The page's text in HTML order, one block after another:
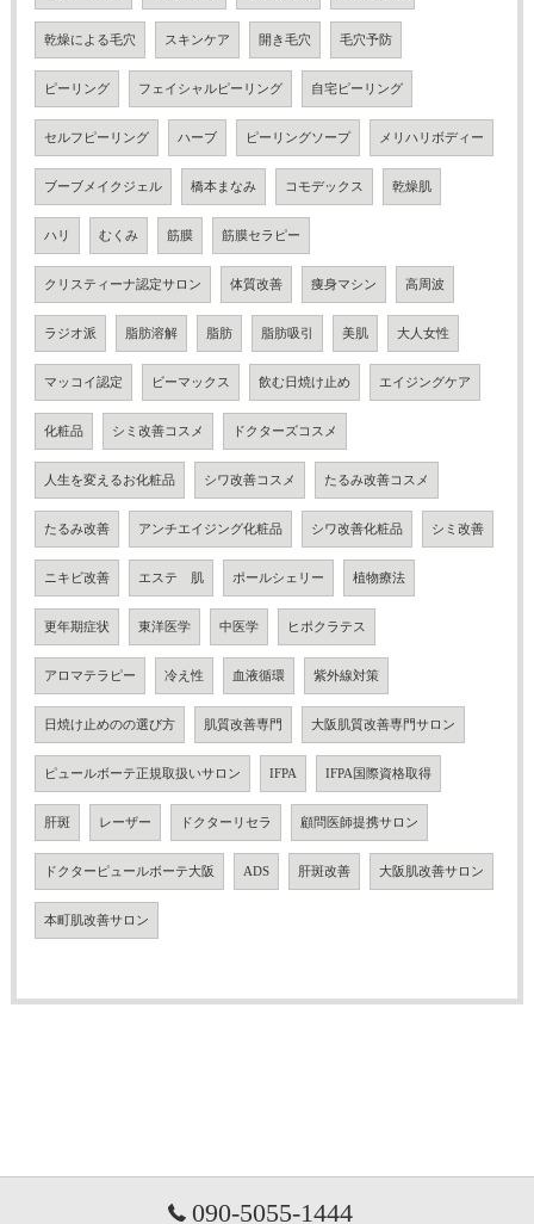
乾燥による毛穴 スキンケア 開き毛穴 毛穴予防
ピーリング フェイシャルピーリング 自宅ピーリング
セルフピーリング ハーブ ピーリングソープ メリハリボディー
ブーブメイクジェル 橋本まなみ コモデックス 乾燥肌
ハリ むくみ 筋膜 筋膜セラピー
クリスティーナ認定サロン 体質改善 痩身マシン 高周波
ラジオ派 脂肪溶解 脂肪 脂肪吸引 美肌 大人女性
マッコイ認定 ビーマックス 飲む日焼け止め エイジングケア
化粧品 シミ改善コスメ ドクターズコスメ
人生を変えるお化粧品 シワ改善コスメ たるみ改善コスメ
たるみ改善 アンチエイジング化粧品 シワ改善化粧品 シミ改善
ニキビ改善 エステ 肌 ポールシェリー 植物療法
更年期症状 東洋医学 中医学 ヒポクラテス
アロマテラピー 冷え性 血液循環 紫外線対策
日焼け止めのの選び方 肌質改善専門 大阪肌質改善専門サロン
ピュールボーテ正規取扱いサロン IFPA IFPA国際資格取得
肝斑 レーザー ドクターリセラ 顧問医師提携サロン
ドクターピュールボーテ大阪 ADS 肝斑改善 大阪肌改善サロン
本町肌改善サロン
090-5055-1444